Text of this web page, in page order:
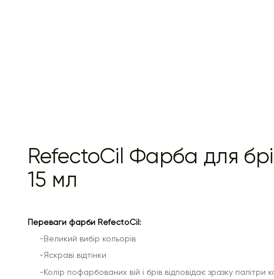
RefectoCil Фарба для
15 мл
Переваги фарби RefectoCil:
-Великий вибір кольорів
-Яскраві відтінки
-Колір пофарбованих вій і брів відповідає зразку палітри